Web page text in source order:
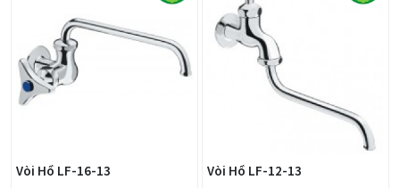
Vòi Hồ LF-16-13 Vòi Hồ LF-12-13